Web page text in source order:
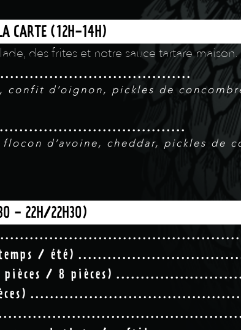
CARTE (12H-14H)
des frites et notre sauce tartare maison.
confit d’oignon, pickles de
d’avoine, cheddar, pickles de
- 22H/22H30)
/ été)
/ 8 pièces)